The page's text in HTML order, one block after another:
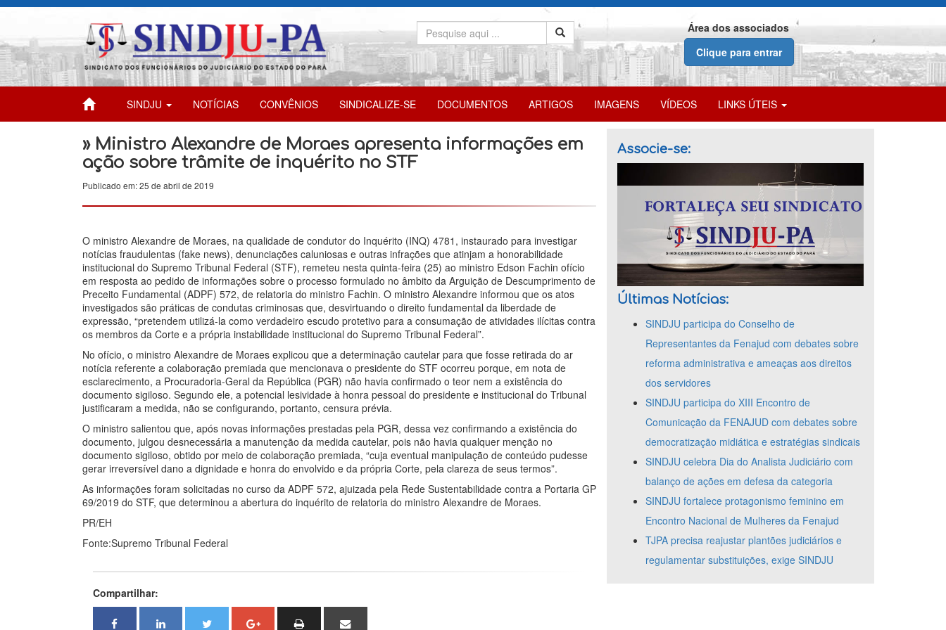
Área dos associados
Clique para entrar
SINDJU NOTÍCIAS CONVÊNIOS SINDICALIZE-SE DOCUMENTOS ARTIGOS IMAGENS VÍDEOS LINKS ÚTEIS
» Ministro Alexandre de Moraes apresenta informações em
ação sobre trâmite de inquérito no STF
Publicado em: 25 de abril de 2019
O ministro Alexandre de Moraes, na qualidade de condutor do Inquérito (INQ) 4781, instaurado para investigar
notícias fraudulentas (fake news), denunciações caluniosas e outras infrações que atinjam a honorabilidade
institucional do Supremo Tribunal Federal (STF), remeteu nesta quinta-feira (25) ao ministro Edson Fachin ofício
em resposta ao pedido de informações sobre o processo formulado no âmbito da Arguição de Descumprimento de
Preceito Fundamental (ADPF) 572, de relatoria do ministro Fachin. O ministro Alexandre informou que os atos
investigados são práticas de condutas criminosas que, desvirtuando o direito fundamental da liberdade de
expressão, “pretendem utilizá-la como verdadeiro escudo protetivo para a consumação de atividades ilícitas contra
os membros da Corte e a própria instabilidade institucional do Supremo Tribunal Federal”.
No ofício, o ministro Alexandre de Moraes explicou que a determinação cautelar para que fosse retirada do ar
notícia referente a colaboração premiada que mencionava o presidente do STF ocorreu porque, em nota de
esclarecimento, a Procuradoria-Geral da República (PGR) não havia confirmado o teor nem a existência do
documento sigiloso. Segundo ele, a potencial lesividade à honra pessoal do presidente e institucional do Tribunal
justificaram a medida, não se configurando, portanto, censura prévia.
O ministro salientou que, após novas informações prestadas pela PGR, dessa vez confirmando a existência do
documento, julgou desnecessária a manutenção da medida cautelar, pois não havia qualquer menção no
documento sigiloso, obtido por meio de colaboração premiada, “cuja eventual manipulação de conteúdo pudesse
gerar irreversível dano a dignidade e honra do envolvido e da própria Corte, pela clareza de seus termos”.
As informações foram solicitadas no curso da ADPF 572, ajuizada pela Rede Sustentabilidade contra a Portaria GP
69/2019 do STF, que determinou a abertura do inquérito de relatoria do ministro Alexandre de Moraes.
PR/EH
Fonte:Supremo Tribunal Federal
Compartilhar:
Associe-se:
Últimas Notícias:
SINDJU participa do Conselho de
Representantes da Fenajud com debates sobre
reforma administrativa e ameaças aos direitos
dos servidores
SINDJU participa do XIII Encontro de
Comunicação da FENAJUD com debates sobre
democratização midiática e estratégias sindicais
SINDJU celebra Dia do Analista Judiciário com
balanço de ações em defesa da categoria
SINDJU fortalece protagonismo feminino em
Encontro Nacional de Mulheres da Fenajud
TJPA precisa reajustar plantões judiciários e
regulamentar substituições, exige SINDJU